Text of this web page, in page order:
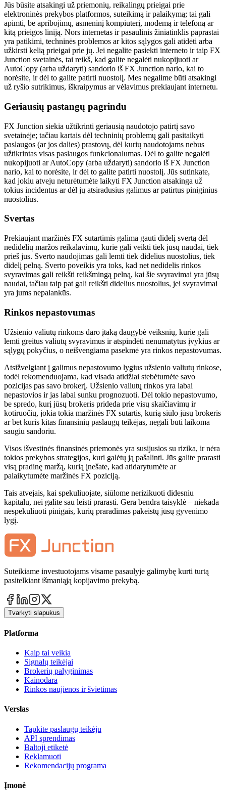
Jūs būsite atsakingi už priemonių, reikalingų prieigai prie
elektroninės prekybos platformos, suteikimą ir palaikymą; tai gali
apimti, be apribojimų, asmeninį kompiuterį, modemą ir telefoną ar
kitą prieigos liniją. Nors internetas ir pasaulinis žiniatinklis paprastai
yra patikimi, techninės problemos ar kitos sąlygos gali atidėti arba
užkirsti kelią prieigai prie jų. Jei negalite pasiekti interneto ir taip FX
Junction svetainės, tai reikš, kad galite negalėti nukopijuoti ar
AutoCopy (arba uždaryti) sandorio iš FX Junction nario, kai to
norėsite, ir dėl to galite patirti nuostolį. Mes negalime būti atsakingi
už ryšio sutrikimus, iškraipymus ar vėlavimus prekiaujant internetu.
Geriausių pastangų pagrindu
FX Junction siekia užtikrinti geriausią naudotojo patirtį savo
svetainėje; tačiau kartais dėl techninių problemų gali pasitaikyti
paslaugos (ar jos dalies) prastovų, dėl kurių naudotojams nebus
užtikrintas visas paslaugos funkcionalumas. Dėl to galite negalėti
nukopijuoti ar AutoCopy (arba uždaryti) sandorio iš FX Junction
nario, kai to norėsite, ir dėl to galite patirti nuostolį. Jūs sutinkate,
kad jokiu atveju neturėtumėte laikyti FX Junction atsakinga už
tokius incidentus ar dėl jų atsiradusius galimus ar patirtus piniginius
nuostolius.
Svertas
Prekiaujant maržinės FX sutartimis galima gauti didelį svertą dėl
nedidelių maržos reikalavimų, kurie gali veikti tiek jūsų naudai, tiek
prieš jus. Sverto naudojimas gali lemti tiek didelius nuostolius, tiek
didelį pelną. Sverto poveikis yra toks, kad net nedidelis rinkos
svyravimas gali reikšti reikšmingą pelną, kai šie svyravimai yra jūsų
naudai, tačiau taip pat gali reikšti didelius nuostolius, jei svyravimai
yra jums nepalankūs.
Rinkos nepastovumas
Užsienio valiutų rinkoms daro įtaką daugybė veiksnių, kurie gali
lemti greitus valiutų svyravimus ir atspindėti nenumatytus įvykius ar
sąlygų pokyčius, o neišvengiama pasekmė yra rinkos nepastovumas.
Atsižvelgiant į galimus nepastovumo lygius užsienio valiutų rinkose,
todėl rekomenduojama, kad visada atidžiai stebėtumėte savo
pozicijas pas savo brokerį. Užsienio valiutų rinkos yra labai
nepastovios ir jas labai sunku prognozuoti. Dėl tokio nepastovumo,
be spredo, kurį jūsų brokeris prideda prie visų skaičiavimų ir
kotiruočių, jokia tokia maržinės FX sutartis, kurią siūlo jūsų brokeris
ar bet kuris kitas finansinių paslaugų teikėjas, negali būti laikoma
saugiu sandoriu.
Visos išvestinės finansinės priemonės yra susijusios su rizika, ir nėra
tokios prekybos strategijos, kuri galėtų ją pašalinti. Jūs galite prarasti
visą pradinę maržą, kurią įnešate, kad atidarytumėte ar
palaikytumėte maržinės FX poziciją.
Tais atvejais, kai spekuliuojate, siūlome nerizikuoti didesniu
kapitalu, nei galite sau leisti prarasti. Gera bendra taisyklė – niekada
nespekuliuoti pinigais, kurių praradimas pakeistų jūsų gyvenimo
lygį.
Suteikiame investuotojams visame pasaulyje galimybę kurti turtą
pasitelkiant išmaniąją kopijavimo prekybą.
Tvarkyti slapukus
Platforma
Kaip tai veikia
Signalų teikėjai
Brokerių palyginimas
Kainodara
Rinkos naujienos ir švietimas
Verslas
Tapkite paslaugų teikėju
API sprendimas
Baltoji etiketė
Reklamuoti
Rekomendacijų programa
Įmonė